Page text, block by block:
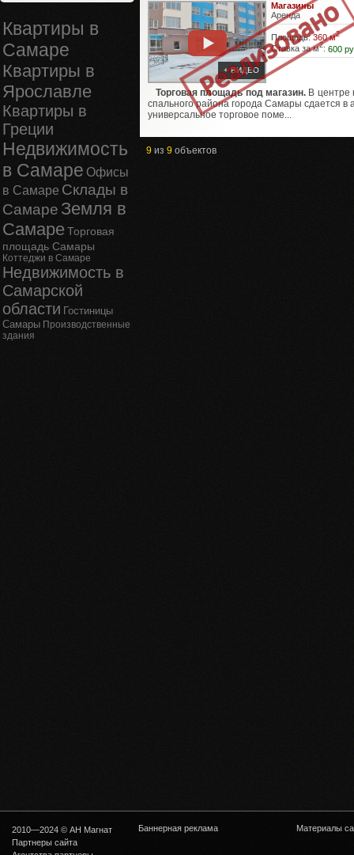
Квартиры в
Самаре
Квартиры в
Ярославле
Квартиры в
Греции
Недвижимость
в Самаре Офисы
в Самаре Склады в
Самаре Земля в
СамареТорговая
площадь Самары
Коттеджи в Самаре
Недвижимость в
Самарской
области Гостиницы
Самары Производственные
здания
+ ВИДЕО
Магазины
Аренда
Площадь:360 м2
Ставка за м2: 600
Торговая площадь под магазин. В центре
спального района города Самары сдается в
универсальное торговое поме...
9 из 9 объектов
2010—2024 © АН Магнат
Партнеры сайта
Баннерная реклама Материалы